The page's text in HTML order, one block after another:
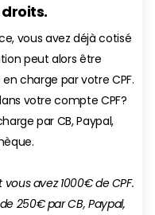
vous avez déjà cotisé
peut alors être
charge par votre CPF.
votre compte CPF?
par CB, Paypal,
avez 1000€ de CPF.
250€ par CB, Paypal,